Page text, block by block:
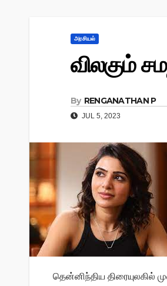
அரசியல்
விலகும்
By RENGANATHAN P
JUL 5, 2023
தென்னிந்திய திரையுலகில்